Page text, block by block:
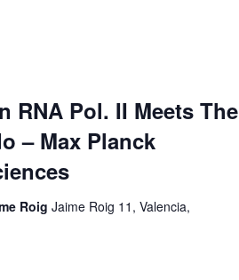
RNA Pol. II Meets The
– Max Planck
Roig Jaime Roig 11, Valencia,